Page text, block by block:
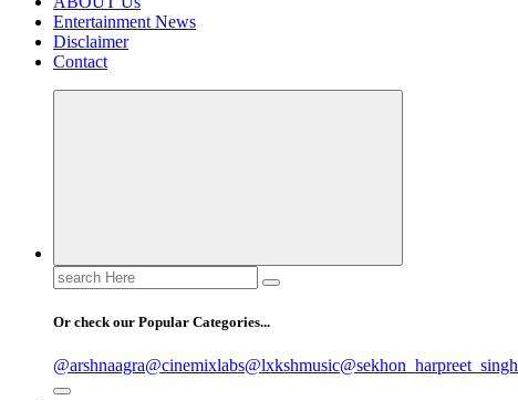
Entertainment News
Disclaimer
Contact
Search
for:
Or check our Popular Categories...
@arshnaagra@cinemixlabs@lxkshmusic@sekhon_harpreet_singh